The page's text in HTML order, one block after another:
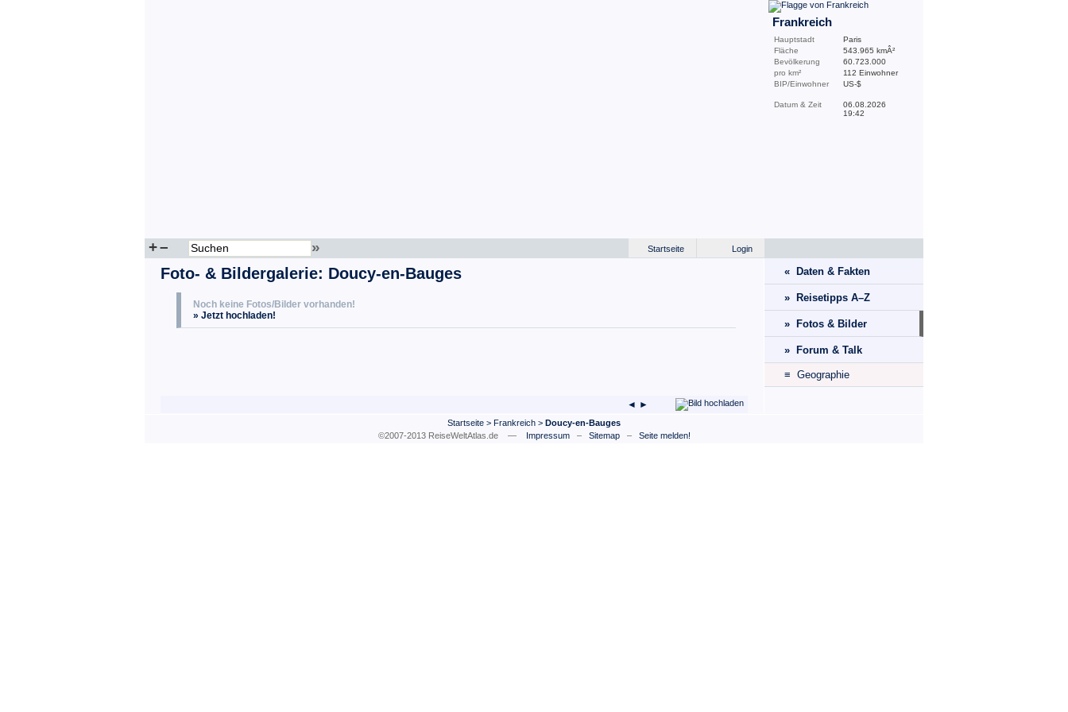
Frankreich
Hauptstadt
Paris
Fläche
543.965 kmÂ²
Bevölkerung
60.723.000
pro km²
112 Einwohner
BIP/Einwohner
US-$
Datum & Zeit
06.08.2026
19:42
+– » Login
Startseite
Foto- & Bildergalerie: Doucy-en-Bauges
Noch keine Fotos/Bilder vorhanden!
» Jetzt hochladen!
◄ ►
« Daten & Fakten
» Reisetipps A–Z
» Fotos & Bilder
» Forum & Talk
≡ Geographie
Startseite > Frankreich > Doucy-en-Bauges
©2007-2013 ReiseWeltAtlas.de —
Impressum– Sitemap– Seite melden!